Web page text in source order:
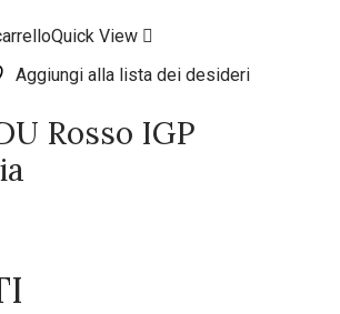
Quick View
Aggiungi alla lista dei desideri
Rosso IGP